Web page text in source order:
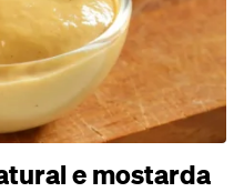
e mostarda